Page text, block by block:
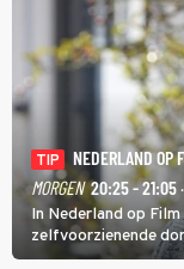
TIP
NEDERLAND OP
MORGEN 20:25 - 21:05
In Nederland op
zelfvoorzienende
Daniëls de kijkers